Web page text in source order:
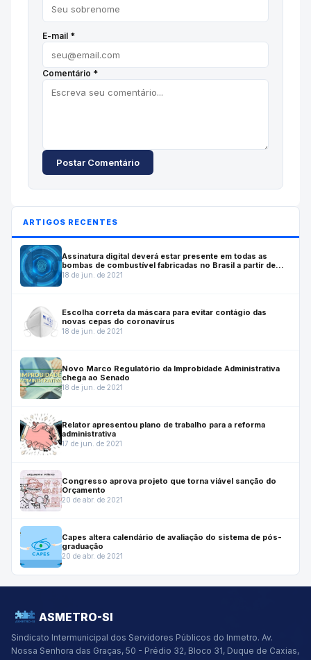
E-mail *
Comentário *
Postar Comentário
ARTIGOS RECENTES
Assinatura digital deverá estar presente em todas as
bombas de combustível fabricadas no Brasil a partir de
julho de 2022
18 de jun. de 2021
Escolha correta da máscara para evitar contágio das
novas cepas do coronavírus
18 de jun. de 2021
Novo Marco Regulatório da Improbidade Administrativa
chega ao Senado
18 de jun. de 2021
Relator apresentou plano de trabalho para a reforma
administrativa
17 de jun. de 2021
Congresso aprova projeto que torna viável sanção do
Orçamento
20 de abr. de 2021
Capes altera calendário de avaliação do sistema de pós-
graduação
20 de abr. de 2021
ASMETRO-SI
Sindicato Intermunicipal dos Servidores Públicos do Inmetro. Av.
Nossa Senhora das Graças, 50 - Prédio 32, Bloco 31, Duque de Caxias,